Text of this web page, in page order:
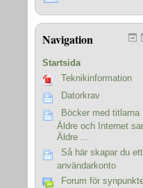
Navigation
Startsida
Teknikinformation
Datorkrav
Böcker med titlarna
Äldre och Internet
Äldre ...
Så här skapar du ett
användarkonto
Forum för